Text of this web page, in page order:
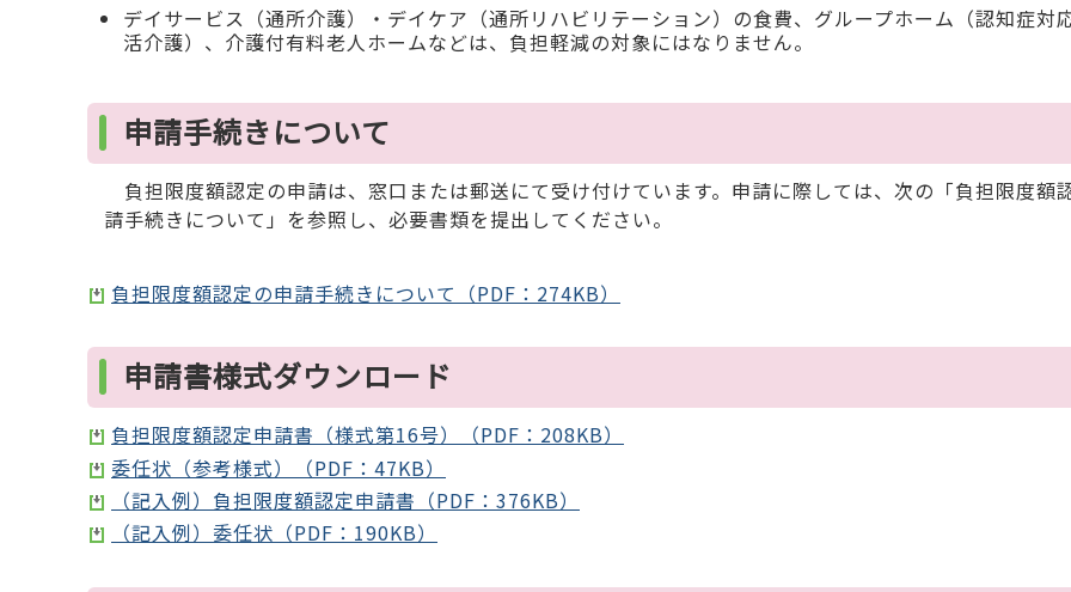
デイサービス（通所介護）・デイケア（通所リハビリテーション）の食費、グループホーム（認知症対
活介護）、介護付有料老人ホームなどは、負担軽減の対象にはなりません。
申請手続きについて
負担限度額認定の申請は、窓口または郵送にて受け付けています。申請に際しては、次の「負担限度額
請手続きについて」を参照し、必要書類を提出してください。
負担限度額認定の申請手続きについて（PDF：274KB）
申請書様式ダウンロード
負担限度額認定申請書（様式第16号）（PDF：208KB）
委任状（参考様式）（PDF：47KB）
（記入例）負担限度額認定申請書（PDF：376KB）
（記入例）委任状（PDF：190KB）